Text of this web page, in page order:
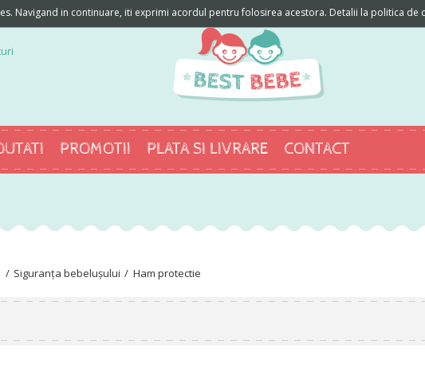
PROMOTII PLATA SI LIVRARE CONTACT
Siguranța bebelușului Ham protectie
Navigand in continuare, iti exprimi acordul pentru folosirea acestora. Detalii la politica de